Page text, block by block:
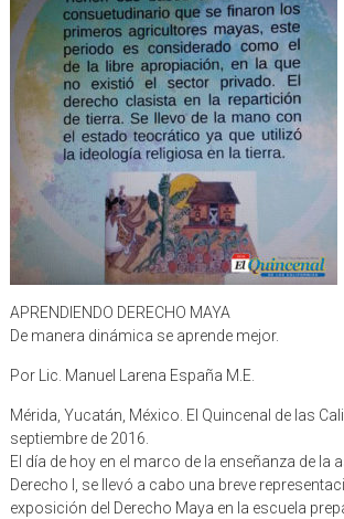
APRENDIENDO DERECHO MAYA
De manera dinámica se aprende mejor.
Por Lic. Manuel Larena España M.E.
Mérida, Yucatán, México. El Quincenal de las
septiembre de 2016.
El día de hoy en el marco de la enseñanza de la
Derecho I, se llevó a cabo una breve
exposición del Derecho Maya en la escuela